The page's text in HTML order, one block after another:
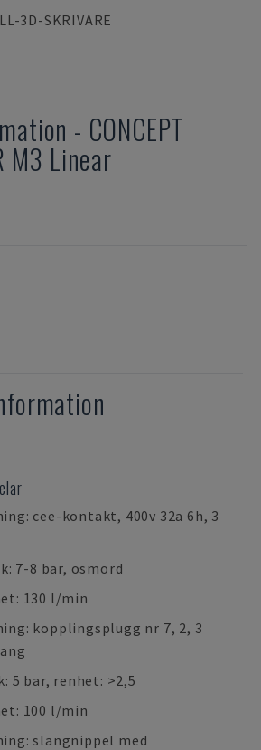
3D-SKRIVARE
- CONCEPT
M3 Linear
cee-kontakt, 400v 32a 6h, 3
7-8 bar, osmord
130 l/min
kopplingsplugg nr 7, 2, 3
5 bar, renhet: >2,5
100 l/min
slangnippel med